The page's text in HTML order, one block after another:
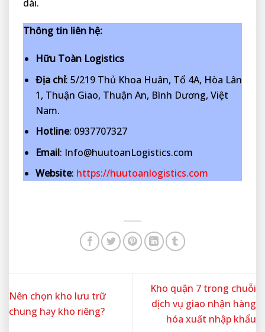
dài.
Thông tin liên hệ:
Hữu Toàn Logistics
Địa chỉ: 5/219 Thủ Khoa Huân, Tổ 4A, Hòa Lân
1, Thuận Giao, Thuận An, Bình Dương, Việt
Nam.
Hotline: 0937707327
Email: Info@huutoanLogistics.com
Website: https://huutoanlogistics.com
Nên chọn kho lưu trữ
chung hay kho riêng?
Kho quận 7 trong chuỗi
dịch vụ giao nhận hàng
hóa xuất nhập khẩu